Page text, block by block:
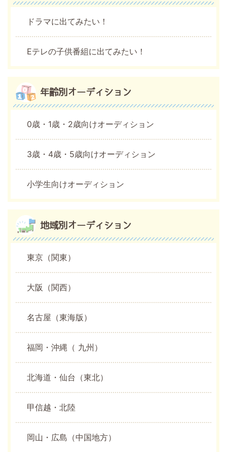
ドラマに出てみたい！
Eテレの子供番組に出てみたい！
年齢別オーディション
0歳・1歳・2歳向けオーディション
3歳・4歳・5歳向けオーディション
小学生向けオーディション
地域別オーディション
東京（関東）
大阪（関西）
名古屋（東海版）
福岡・沖縄（ 九州）
北海道・仙台（東北）
甲信越・北陸
岡山・広島（中国地方）